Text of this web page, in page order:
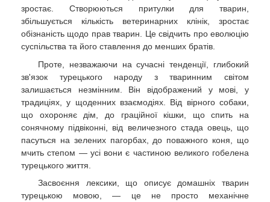
зростає. Створюються притулки для тварин,
збільшується кількість ветеринарних клінік, зростає
обізнаність щодо прав тварин. Це свідчить про еволюцію
суспільства та його ставлення до менших братів.
Проте, незважаючи на сучасні тенденції, глибокий
зв'язок турецького народу з тваринним світом
залишається незмінним. Він відображений у мові, у
традиціях, у щоденних взаємодіях. Від вірного собаки,
що охороняє дім, до граційної кішки, що спить на
сонячному підвіконні, від величезного стада овець, що
пасуться на зелених пагорбах, до поважного коня, що
мчить степом — усі вони є частиною великого гобелена
турецького життя.
Засвоєння лексики, що описує домашніх тварин
турецькою мовою, — це не просто механічне